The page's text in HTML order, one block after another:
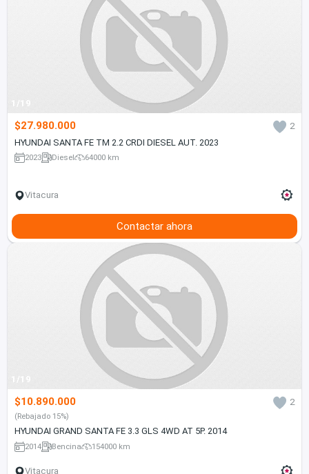
1/19
$27.980.000
2
HYUNDAI SANTA FE TM 2.2 CRDI DIESEL AUT. 2023
2023 Diesel 64000 km
Vitacura
Contactar ahora
1/19
$10.890.000 2
(Rebajado 15%)
HYUNDAI GRAND SANTA FE 3.3 GLS 4WD AT 5P. 2014
2014 Bencina 154000 km
Vitacura